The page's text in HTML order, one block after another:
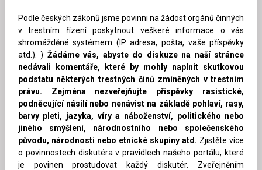
Podle českých zákonů jsme povinni na žádost orgánů činných
v trestním řízení poskytnout veškeré informace o vás
shromážděné systémem (IP adresa, pošta, vaše příspěvky
atd.). ) Žádáme vás, abyste do diskuze na naší stránce
nedávali komentáře, které by mohly naplnit skutkovou
podstatu některých trestných činů zmíněných v trestním
právu. Zejména nezveřejňujte příspěvky rasistické,
podněcující násilí nebo nenávist na základě pohlaví, rasy,
barvy pleti, jazyka, víry a náboženství, politického nebo
jiného smýšlení, národnostního nebo společenského
původu, národnosti nebo etnické skupiny atd. Zjistěte více
o povinnostech diskutéra v pravidlech našeho portálu, které
je povinen prostudovat každý diskutér. Zveřejněním